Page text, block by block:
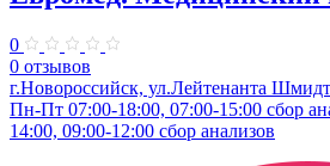
0
0 отзывов
г.Новороссийск, ул.Лейтенанта
Пн-Пт 07:00-18:00, 07:00-15:00 сбор
14:00, 09:00-12:00 сбор анализов